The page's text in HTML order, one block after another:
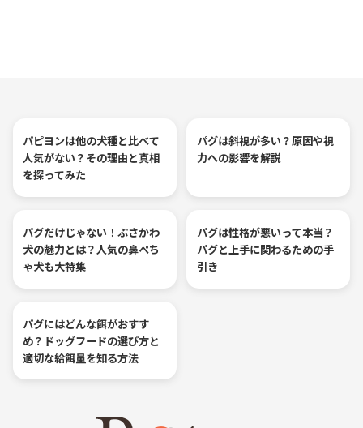
パピヨンは他の犬種と比べて
人気がない？その理由と真相
を探ってみた
パグは斜視が多い？原因や視
力への影響を解説
パグだけじゃない！ぶさかわ
犬の魅力とは？人気の鼻ぺち
ゃ犬も大特集
パグは性格が悪いって本当？
パグと上手に関わるための手
引き
パグにはどんな餌がおすす
め？ドッグフードの選び方と
適切な給餌量を知る方法